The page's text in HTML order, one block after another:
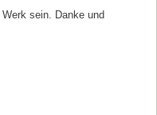
sein. Danke und